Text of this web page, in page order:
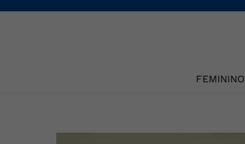
FEMININO